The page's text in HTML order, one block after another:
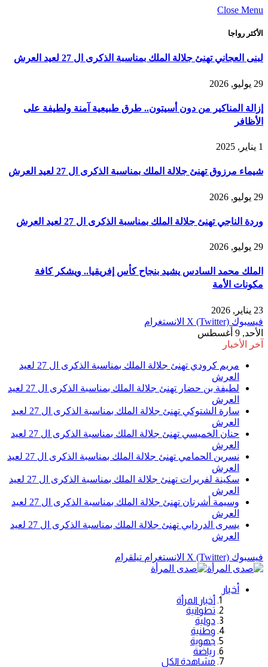
Close Menu
الأكثر رواجا
لبنى العجاني تهنئ جلالة الملك بمناسبة الذكرى ال 27 لعيد العرش
29 يوليو, 2026
إزالة المناكير من دون أسيتون.. طرق طبيعية آمنة ولطيفة على
الأظافر
1 يناير, 2025
شيماء مرزوق تهنئ جلالة الملك بمناسبة الذكرى ال 27 لعيد العرش
29 يوليو, 2026
وردة الناجي تهنئ جلالة الملك بمناسبة الذكرى ال 27 لعيد العرش
29 يوليو, 2026
الملك محمد السادس يشيد بنجاح كأس إفريقيا.. ويشكر كافة
مكونات الأمة
23 يناير, 2026
فيسبوك X (Twitter) الانستغرام
الأحد, 9 أغسطس
آخر الأخبار
مريم كرودي تهنئ جلالة الملك بمناسبة الذكرى ال 27 لعيد
العرش
لطيفة بن حضار تهنئ جلالة الملك بمناسبة الذكرى ال 27 لعيد
العرش
سارة الشتوكي تهنئ جلالة الملك بمناسبة الذكرى ال 27 لعيد
العرش
حنان الخميسي تهنئ جلالة الملك بمناسبة الذكرى ال 27 لعيد
العرش
نسرين الحمامي تهنئ جلالة الملك بمناسبة الذكرى ال 27 لعيد
العرش
سكينة لفريرات تهنئ جلالة الملك بمناسبة الذكرى ال 27 لعيد
العرش
وسيمة أشرنان تهنئ جلالة الملك بمناسبة الذكرى ال 27 لعيد
العرش
يسرى الدردابي تهنئ جلالة الملك بمناسبة الذكرى ال 27 لعيد
العرش
فيسبوك X (Twitter) الانستغرام تيلقرام
أخبار
أخبار المرأة
تطوانية
دولية
وطنية
جهوية
رياضة
مشاهدة الكل